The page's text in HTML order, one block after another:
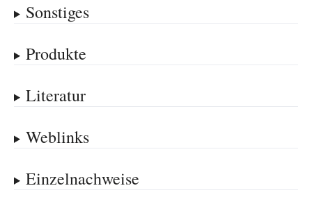
Sonstiges
Produkte
Literatur
Weblinks
Einzelnachweise